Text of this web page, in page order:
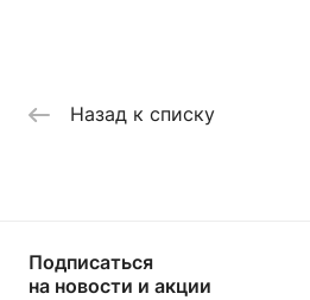
Назад к списку
Подписаться
на новости и акции